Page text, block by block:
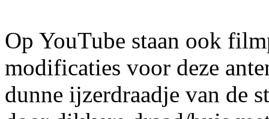
Op YouTube staan ook
modificaties voor deze
dunne ijzerdraadje van de